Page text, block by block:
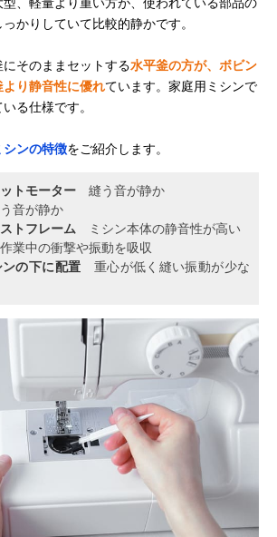
型、軽量より重い方が、使われている部品の
かりしていて比較的静かです。
そのままセットする水平釜の方が、ボビン
り静音性に優れています。家庭用ミシンで
る仕様です。
シンの特徴をご紹介します。
トモーター 縫う音が静か
音が静か
トフレーム ミシン本体の静音性が高い
業中の衝撃や振動を吸収
の下に配置 重心が低く縫い振動が少な